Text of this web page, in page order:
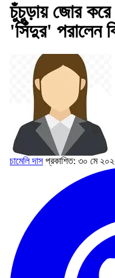
চুঁচুড়ায় জোর করে
'সিঁদুর' পরালেন
চামেলি দাস প্রকাশিত: ৩০ মে